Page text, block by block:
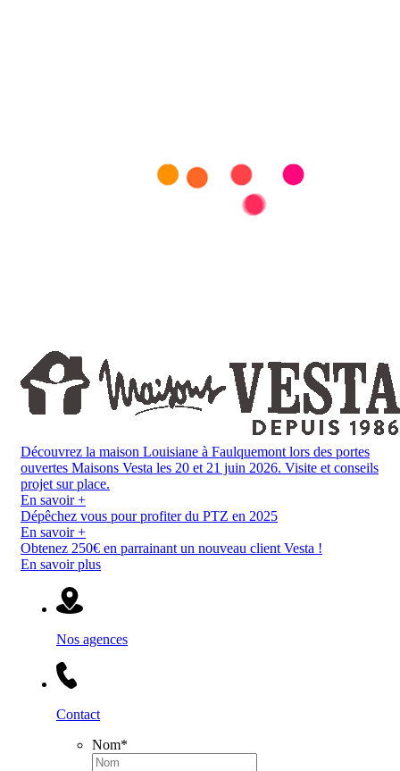
Découvrez la maison Louisiane à Faulquemont lors des portes
ouvertes Maisons Vesta les 20 et 21 juin 2026. Visite et conseils
projet sur place.
En savoir +
Dépêchez vous pour profiter du PTZ en 2025
En savoir +
Obtenez 250€ en parrainant un nouveau client Vesta !
En savoir plus
Nos agences
Contact
Nom*